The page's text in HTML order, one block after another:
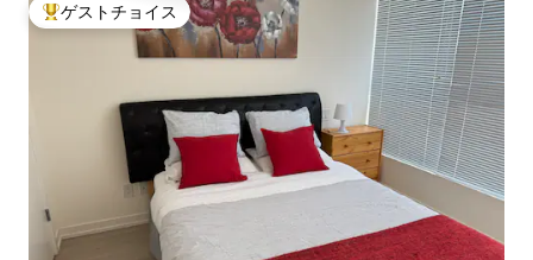
大好評のゲストチョイスです。
ゲストチョイス